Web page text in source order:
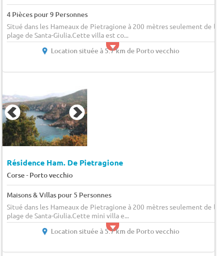
4 Pièces pour 9 Personnes
Situé dans les Hameaux de Pietragione à 200 mètres seulement de
plage de Santa-Giulia.Cette villa est co...
Location située à 5.7 km de Porto vecchio
Résidence Ham. De Pietragione
Corse- Porto vecchio
Maisons & Villas pour 5 Personnes
Situé dans les Hameaux de Pietragione à 200 mètres seulement de
plage de Santa-Giulia.Cette mini villa e...
Location située à 5.7 km de Porto vecchio